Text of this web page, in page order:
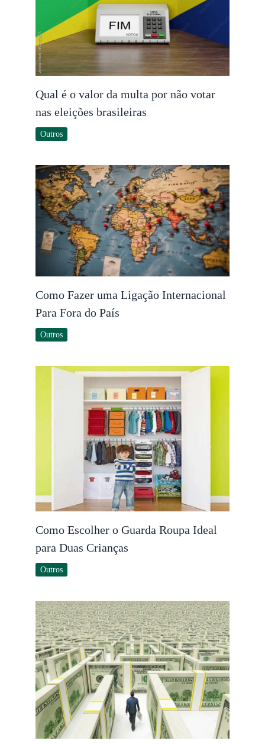
Qual é o valor da multa por não votar
nas eleições brasileiras
Outros
Como Fazer uma Ligação Internacional
Para Fora do País
Outros
Como Escolher o Guarda Roupa Ideal
para Duas Crianças
Outros